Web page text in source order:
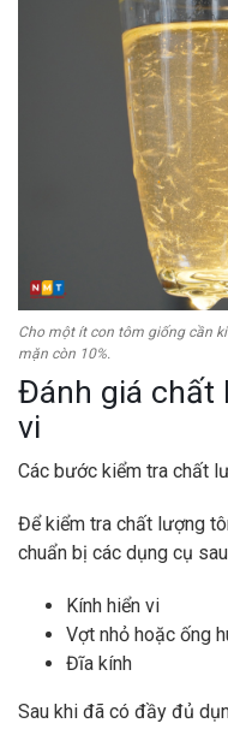
Cho một ít con tôm giống cần
mặn còn 10%.
Đánh giá chất
vi
Các bước kiểm tra chất
Để kiểm tra chất lượng
chuẩn bị các dụng cụ
Kính hiển vi
Vợt nhỏ hoặc ống
Đĩa kính
Sau khi đã có đầy đủ